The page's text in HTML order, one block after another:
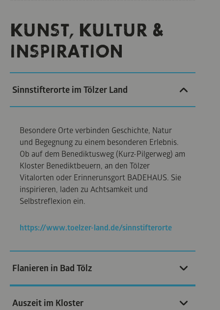
KUNST, KULTUR &
INSPIRATION
Sinnstifterorte im Tölzer Land
Besondere Orte verbinden Geschichte, Natur
und Begegnung zu einem besonderen Erlebnis.
Ob auf dem Benediktusweg (Kurz-Pilgerweg) am
Kloster Benediktbeuern, an den Tölzer
Vitalorten oder Erinnerunsgort BADEHAUS. Sie
inspirieren, laden zu Achtsamkeit und
Selbstreflexion ein.
https://www.toelzer-land.de/sinnstifterorte
Flanieren in Bad Tölz
Auszeit im Kloster